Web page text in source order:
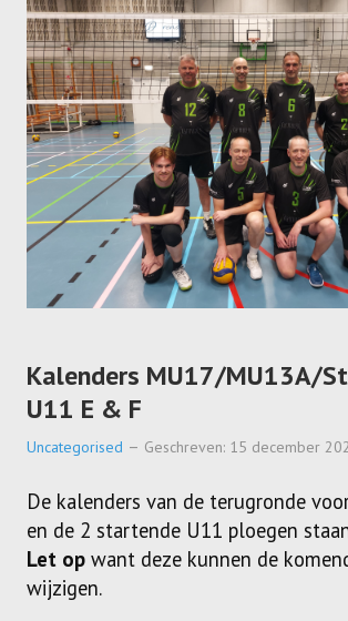
Kalenders MU17/MU13A/
U11 E & F
Uncategorised Geschreven: 15 december
De kalenders van de terugronde
en de 2 startende U11 ploegen
Let op want deze kunnen de
wijzigen.